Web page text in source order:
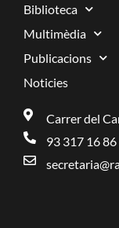
Biblioteca
Multimèdia
Publicacions
Noticies
Carrer del
93 317 16 86